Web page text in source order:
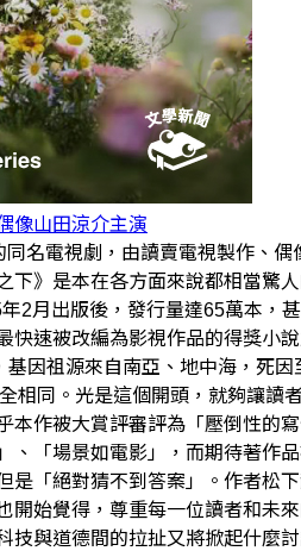
像山田涼介主演
名電視劇，由讀賣電視製作、
》是本在各方面來說都相當驚
2月出版後，發行量達65萬本
速被改編為影視作品的得獎小
因祖源來自南亞、地中海，死
同。光是這個開頭，就夠讓
作被大賞評審評為「壓倒性的
「場景如電影」，而期待著作
「絕對猜不到答案」。作者松
始覺得，尊重每一位讀者和未
與道德間的拉扯又將掀起什